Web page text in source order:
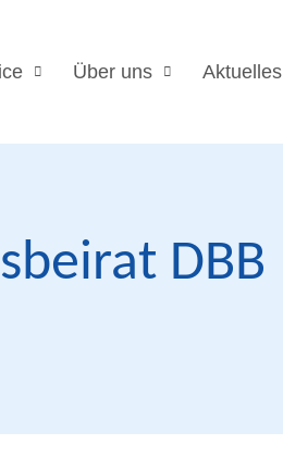
Über uns Aktuelles
DBB